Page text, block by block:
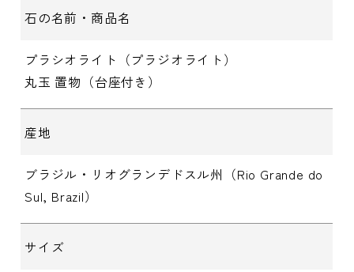
石の名前・商品名
プラシオライト（プラジオライト）
丸玉 置物（台座付き）
産地
ブラジル・リオグランデドスル州（Rio Grande do
Sul, Brazil）
サイズ